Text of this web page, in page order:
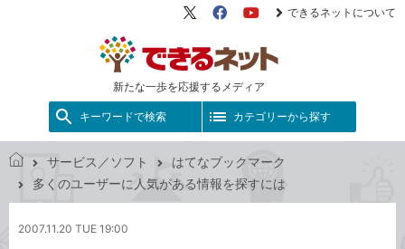
新たな一歩を応援するメディア
X（旧
FacebookYouTube
できるネットについて
キーワードで検索 カテゴリーから探す
き
ネ
サービス／ソフト
はてなブックマーク
多くのユーザーに人気がある情報を探すには
2007.11.20 TUE 19:00